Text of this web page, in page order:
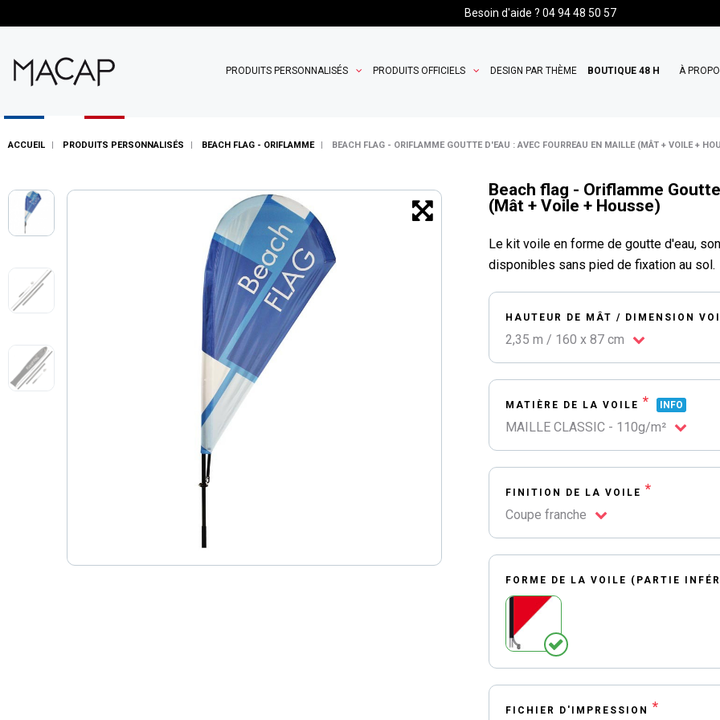
Besoin d'aide ? 04 94 48 50 57
PRODUITS PERSONNALISÉS PRODUITS OFFICIELS DESIGN PAR THÈME BOUTIQUE 48 H À
ACCUEIL PRODUITS PERSONNALISÉS BEACH FLAG - ORIFLAMME BEACH FLAG - ORIFLAMME GOUTTE D'EAU : AVEC FOURREAU EN MAILLE (MÂT + VOILE +
Beach flag - Oriflamme
(Mât + Voile + Housse)
Le kit voile en forme de goutte d'eau,
disponibles sans pied de fixation au sol.
HAUTEUR DE MÂT / DIMENSION
2,35 m / 160 x 87 cm
MATIÈRE DE LA VOILE * INFO
MAILLE CLASSIC - 110g/m²
FINITION DE LA VOILE *
Coupe franche
FORME DE LA VOILE (PARTIE
FICHIER D'IMPRESSION *